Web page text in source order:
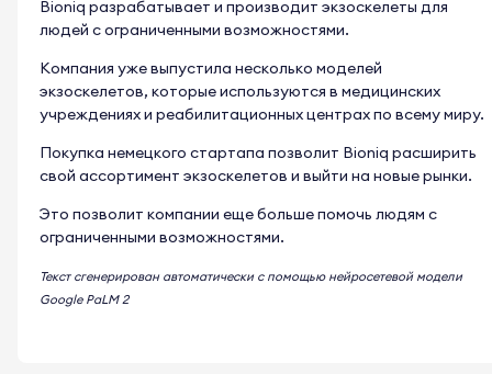
Bioniq разрабатывает и производит экзоскелеты для
людей с ограниченными возможностями.
Компания уже выпустила несколько моделей
экзоскелетов, которые используются в медицинских
учреждениях и реабилитационных центрах по всему миру.
Покупка немецкого стартапа позволит Bioniq расширить
свой ассортимент экзоскелетов и выйти на новые рынки.
Это позволит компании еще больше помочь людям с
ограниченными возможностями.
Текст сгенерирован автоматически с помощью нейросетевой модели
Google PaLM 2